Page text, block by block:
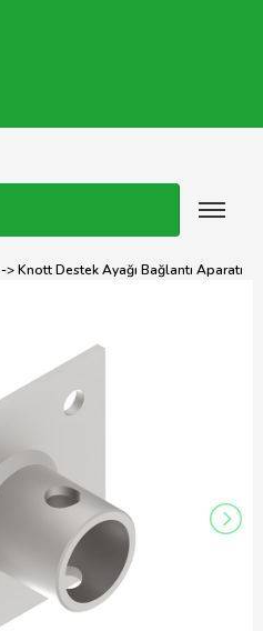
-> Knott Destek Ayağı Bağlantı Aparatı